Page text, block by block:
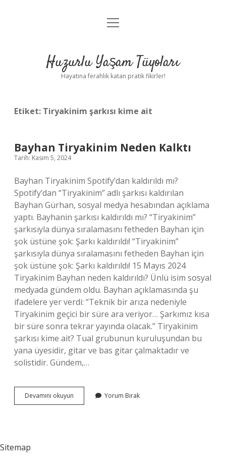
Anasayfa
Yasal Uyarı
menüyü
Huzurlu Yaşam Tüyoları
Hayatına ferahlık katan pratik fikirler!
Etiket: Tiryakinim şarkısı kime ait
Bayhan Tiryakinim Neden Kalktı
Tarih: Kasım 5, 2024
Bayhan Tiryakinim Spotify’dan kaldırıldı mı?
Spotify’dan “Tiryakinim” adlı şarkısı kaldırılan
Bayhan Gürhan, sosyal medya hesabından açıklama
yaptı. Bayhanin şarkısı kaldırıldı mı? “Tiryakinim”
şarkısıyla dünya sıralamasını fetheden Bayhan için
şok üstüne şok: Şarkı kaldırıldı! “Tiryakinim”
şarkısıyla dünya sıralamasını fetheden Bayhan için
şok üstüne şok: Şarkı kaldırıldı! 15 Mayıs 2024
Tiryakinim Bayhan neden kaldırıldı? Ünlü isim sosyal
medyada gündem oldu. Bayhan açıklamasında şu
ifadelere yer verdi: “Teknik bir arıza nedeniyle
Tiryakinim geçici bir süre ara veriyor… Şarkımız kısa
bir süre sonra tekrar yayında olacak.” Tiryakinim
şarkısı kime ait? Tual grubunun kuruluşundan bu
yana üyesidir, gitar ve bas gitar çalmaktadır ve
solistidir. Gündem,…
Devamını okuyun
Tiryakinim
Yorum Bırak
Sitemap